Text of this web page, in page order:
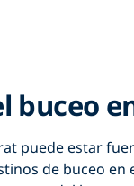
buceo
puede estar
de buceo en